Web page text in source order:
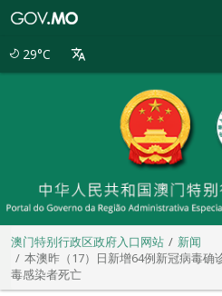
29°C
澳门特别行政区政府入口网站
新闻
本澳昨（17）日新增64例新冠病毒确
毒感染者死亡